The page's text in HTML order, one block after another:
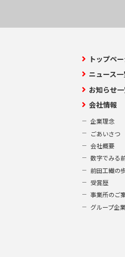
トップペ
ニュース
お知らせ
会社情報
企業理念
ごあいさつ
会社概要
数字でみる
前田工繊の
受賞歴
事業所のご
グループ企